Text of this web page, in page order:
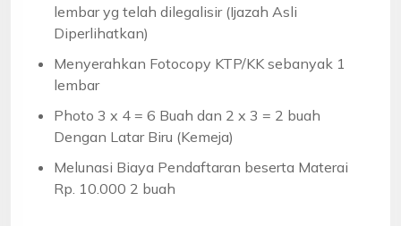
lembar yg telah dilegalisir (Ijazah Asli
Diperlihatkan)
Menyerahkan Fotocopy KTP/KK sebanyak 1
lembar
Photo 3 x 4 = 6 Buah dan 2 x 3 = 2 buah
Dengan Latar Biru (Kemeja)
Melunasi Biaya Pendaftaran beserta Materai
Rp. 10.000 2 buah